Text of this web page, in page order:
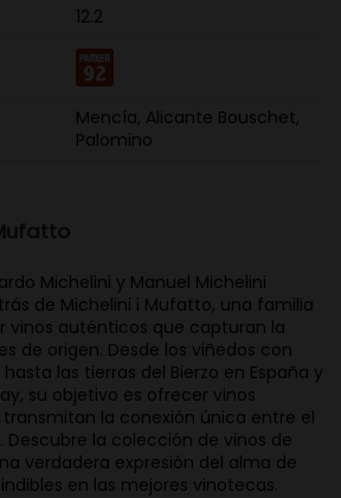
12.2
Mencía, Alicante Bouschet,
Palomino
Michelini y Manuel Michelini
de Michelini i Mufatto, una familia
vinos auténticos que capturan la
de origen. Desde los viñedos con
las tierras del Bierzo en España y
su objetivo es ofrecer vinos
la conexión única entre el
Descubre la colección de vinos de
verdadera expresión del alma de
en las mejores vinotecas.